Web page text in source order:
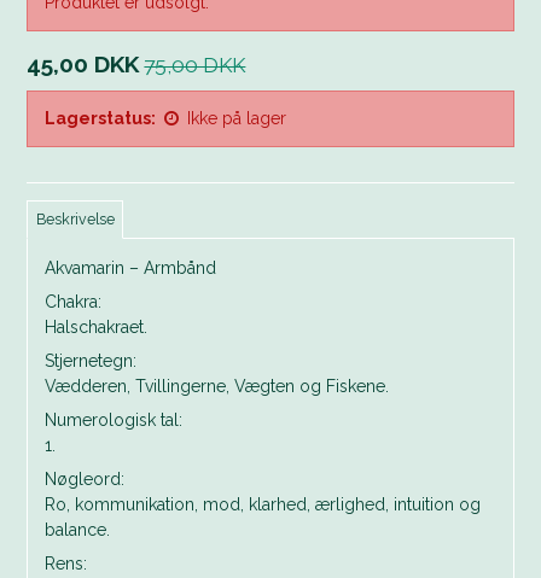
45,00 DKK 75,00 DKK
Lagerstatus: Ikke på lager
Beskrivelse
Akvamarin – Armbånd
Chakra:
Halschakraet.
Stjernetegn:
Vædderen, Tvillingerne, Vægten og Fiskene.
Numerologisk tal:
1.
Nøgleord:
Ro, kommunikation, mod, klarhed, ærlighed, intuition og
balance.
Rens: